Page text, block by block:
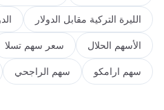
الليرة التركية مقابل الدولار
الأسهم الحلال سعر سهم تسلا
سهم ارامكو سهم الراجحي